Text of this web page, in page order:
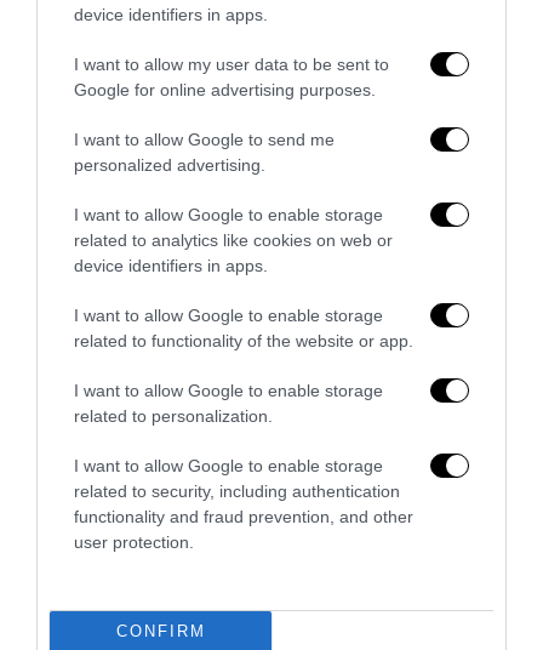
device identifiers in apps.
I want to allow my user data to be sent to
Google for online advertising purposes.
I want to allow Google to send me
personalized advertising.
I want to allow Google to enable storage
related to analytics like cookies on web or
device identifiers in apps.
I want to allow Google to enable storage
related to functionality of the website or app.
I want to allow Google to enable storage
related to personalization.
I want to allow Google to enable storage
related to security, including authentication
functionality and fraud prevention, and other
user protection.
CONFIRM
l’antifascismo copia il fascismo
6 Agosto 2026